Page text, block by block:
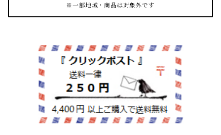
※一部地域・商品は対象外です